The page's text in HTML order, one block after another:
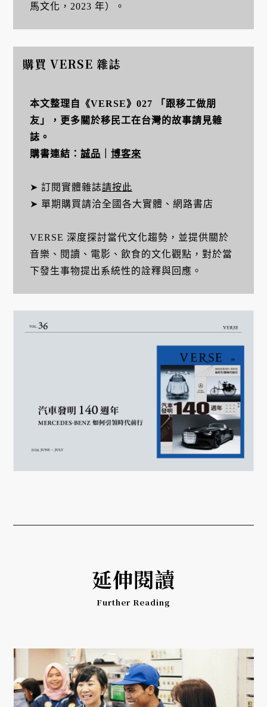
馬文化，2023 年）。
購買 VERSE 雜誌
本文整理自《VERSE》027 「跟移工做朋
友」，更多關於移民工在台灣的故事請見雜
誌。
購書連結： 誠品 博客來
➤ 訂閱實體雜誌請按此
➤ 單期購買請洽全國各大實體、網路書店
VERSE 深度探討當代文化趨勢，並提供關於
音樂、閱讀、電影、飲食的文化觀點，對於當
下發生事物提出系統性的詮釋與回應。
延伸閱讀
Further Reading